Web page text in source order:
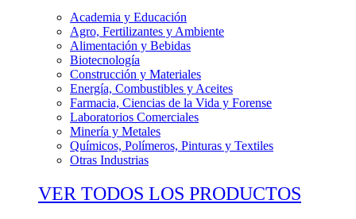
Academia y Educación
Agro, Fertilizantes y Ambiente
Alimentación y Bebidas
Biotecnología
Construcción y Materiales
Energía, Combustibles y Aceites
Farmacia, Ciencias de la Vida y Forense
Laboratorios Comerciales
Minería y Metales
Químicos, Polímeros, Pinturas y Textiles
Otras Industrias
VER TODOS LOS PRODUCTOS